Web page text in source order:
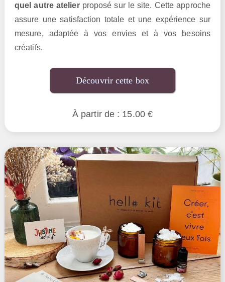
quel autre atelierproposé sur le site. Cette approche
assure une satisfaction totale et une expérience sur
mesure, adaptée à vos envies et à vos besoins
créatifs.
Découvrir cette box
À partir de : 15.00 €